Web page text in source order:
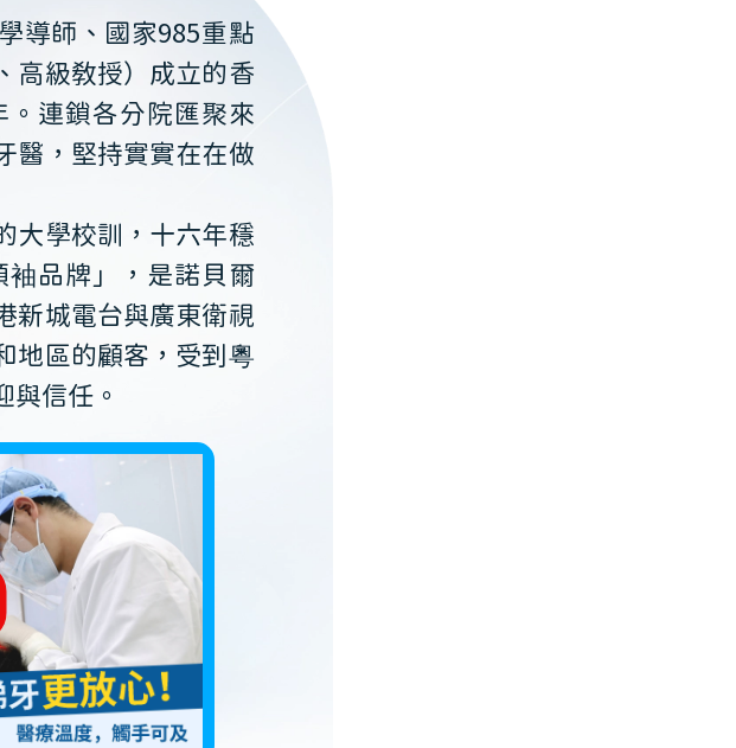
導師、國家985重點
高級教授）成立的香
連鎖各分院匯聚來
醫，堅持實實在在做
大學校訓，十六年穩
品牌」，是諾貝爾
新城電台與廣東衛視
地區的顧客，受到粵
與信任。